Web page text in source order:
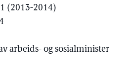
(2013-2014)
arbeids- og sosialminister